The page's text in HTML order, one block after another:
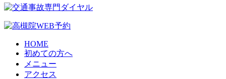
HOME
初めての方へ
メニュー
アクセス